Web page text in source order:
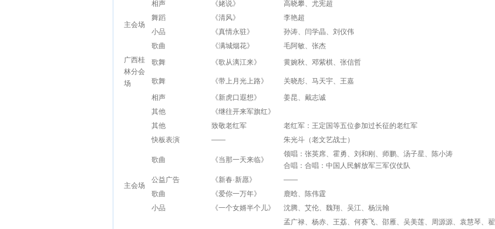
主会场
相声 《姥说》
高晓攀、尤宪超
舞蹈
《清风》
李艳超
小品
《真情永驻》
孙涛、闫学晶、刘仪伟
歌曲
《满城烟花》
毛阿敏、张杰
广西桂
林分会
场
歌舞 《歌从漓江来》 黄婉秋、邓紫棋、张信哲
歌舞 《带上月光上路》 关晓彤、马天宇、王嘉
主会场
相声 《新虎口遐想》
姜昆、戴志诚
其他
《继往开来军旗红》
其他
致敬老红军
老红军：王定国等五位参加过长征的老红军
快板表演
—— 朱光斗（老文艺战士）
歌曲 《当那一天来临》
领唱：张英席、霍勇、刘和刚、师鹏、汤子星、陈小涛
合唱：合唱：中国人民解放军三军仪仗队
公益广告
《新春·新愿》
——
歌曲
《爱你一万年》
鹿晗、陈伟霆
小品
《一个女婿半个儿》 沈腾、艾伦、魏翔、吴江、杨沅翰
孟广禄、杨赤、王荔、何赛飞、邵雁、吴美莲、周源源、袁慧琴、翟